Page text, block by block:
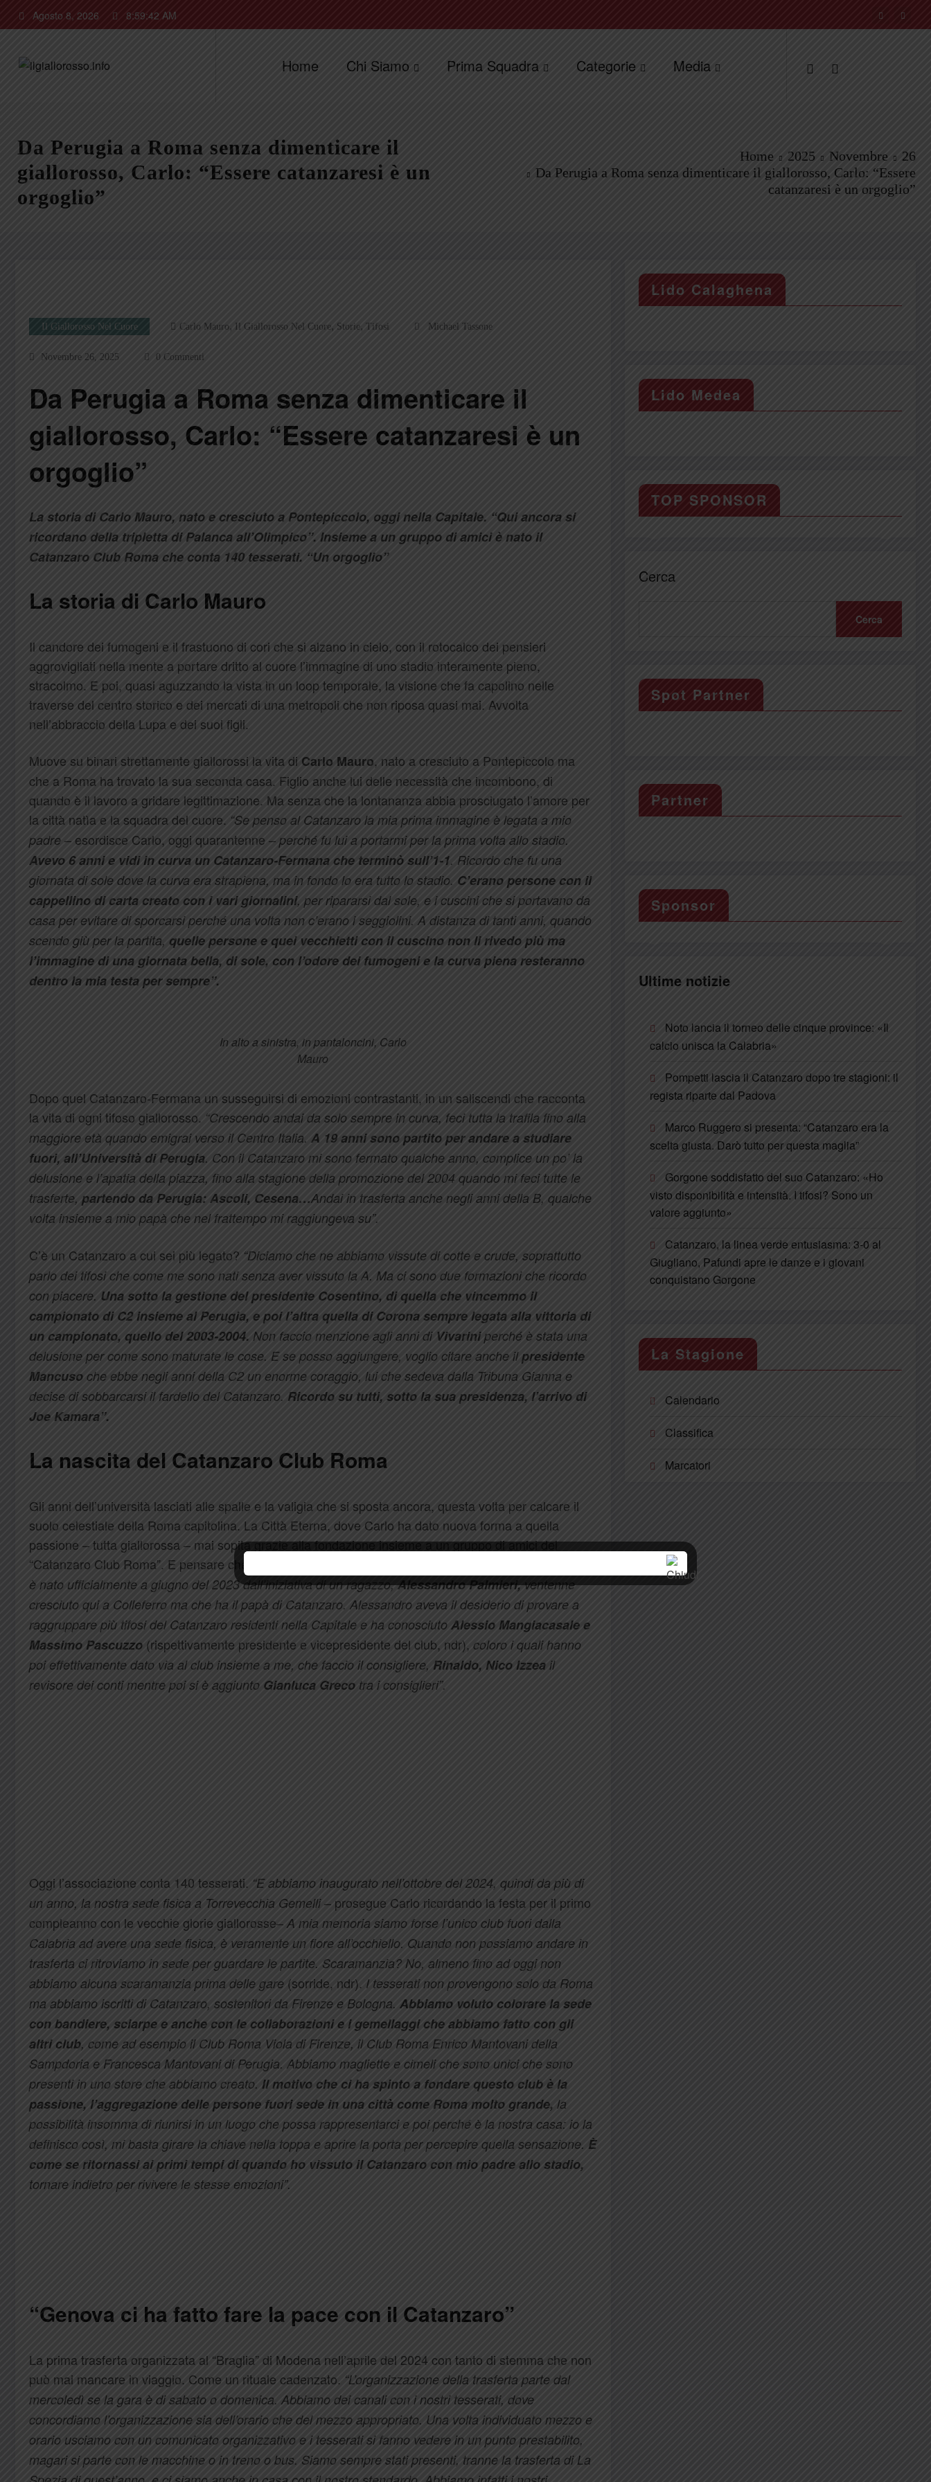
al
Agosto 8, 2026 8:59:43 AM
Home Chi Siamo Prima Squadra Categorie Media
Da Perugia a Roma senza dimenticare il
giallorosso, Carlo: “Essere catanzaresi è un
orgoglio”
Home 2025 Novembre
26
Da Perugia a Roma senza dimenticare il giallorosso, Carlo: “Essere
catanzaresi è un orgoglio”
Il Giallorosso Nel Cuore Carlo Mauro, Il Giallorosso Nel Cuore, Storie , Tifosi Michael Tassone
Novembre 26, 2025 0 Commenti
Da Perugia a Roma senza dimenticare il
giallorosso, Carlo: “Essere catanzaresi è un
orgoglio”
La storia di Carlo Mauro, nato e cresciuto a Pontepiccolo, oggi nella Capitale. “Qui ancora si
ricordano della tripletta di Palanca all’Olimpico”. Insieme a un gruppo di amici è nato il
Catanzaro Club Roma che conta 140 tesserati. “Un orgoglio”
La storia di Carlo Mauro
Il candore dei fumogeni e il frastuono di cori che si alzano in cielo, con il rotocalco dei pensieri
aggrovigliati nella mente a portare dritto al cuore l’immagine di uno stadio interamente pieno,
stracolmo. E poi, quasi aguzzando la vista in un loop temporale, la visione che fa capolino nelle
traverse del centro storico e dei mercati di una metropoli che non riposa quasi mai. Avvolta
nell’abbraccio della Lupa e dei suoi figli.
Muove su binari strettamente giallorossi la vita di Carlo Mauro, nato a cresciuto a Pontepiccolo ma
che a Roma ha trovato la sua seconda casa. Figlio anche lui delle necessità che incombono, di
quando è il lavoro a gridare legittimazione. Ma senza che la lontananza abbia prosciugato l’amore per
la città natìa e la squadra del cuore. “Se penso al Catanzaro la mia prima immagine è legata a mio
padre – esordisce Carlo, oggi quarantenne – perché fu lui a portarmi per la prima volta allo stadio.
Avevo 6 anni e vidi in curva un Catanzaro-Fermana che terminò sull’1-1. Ricordo che fu una
giornata di sole dove la curva era strapiena, ma in fondo lo era tutto lo stadio. C’erano persone con il
cappellino di carta creato con i vari giornalini, per ripararsi dal sole, e i cuscini che si portavano da
casa per evitare di sporcarsi perché una volta non c’erano i seggiolini. A distanza di tanti anni, quando
scendo giù per la partita, quelle persone e quei vecchietti con il cuscino non li rivedo più ma
l’immagine di una giornata bella, di sole, con l’odore dei fumogeni e la curva piena resteranno
dentro la mia testa per sempre”.
In alto a sinistra, in pantaloncini, Carlo
Mauro
Dopo quel Catanzaro-Fermana un susseguirsi di emozioni contrastanti, in un saliscendi che racconta
la vita di ogni tifoso giallorosso. “Crescendo andai da solo sempre in curva, feci tutta la trafila fino alla
maggiore età quando emigrai verso il Centro Italia. A 19 anni sono partito per andare a studiare
fuori, all’Università di Perugia. Con il Catanzaro mi sono fermato qualche anno, complice un po’ la
delusione e l’apatia della piazza, fino alla stagione della promozione del 2004 quando mi feci tutte le
trasferte, partendo da Perugia: Ascoli, Cesena…Andai in trasferta anche negli anni della B, qualche
volta insieme a mio papà che nel frattempo mi raggiungeva su”.
C’è un Catanzaro a cui sei più legato? “Diciamo che ne abbiamo vissute di cotte e crude, soprattutto
parlo dei tifosi che come me sono nati senza aver vissuto la A. Ma ci sono due formazioni che ricordo
con piacere. Una sotto la gestione del presidente Cosentino, di quella che vincemmo il
campionato di C2 insieme al Perugia, e poi l’altra quella di Corona sempre legata alla vittoria di
un campionato, quello del 2003-2004. Non faccio menzione agli anni di Vivariniperché è stata una
delusione per come sono maturate le cose. E se posso aggiungere, voglio citare anche il presidente
Mancuso che ebbe negli anni della C2 un enorme coraggio, lui che sedeva dalla Tribuna Gianna e
decise di sobbarcarsi il fardello del Catanzaro. Ricordo su tutti, sotto la sua presidenza, l’arrivo di
Joe Kamara”.
La nascita del Catanzaro Club Roma
Gli anni dell’università lasciati alle spalle e la valigia che si sposta ancora, questa volta per calcare il
suolo celestiale della Roma capitolina. La Città Eterna, dove Carlo ha dato nuova forma a quella
passione – tutta giallorossa – mai sopita grazie alla fondazione insieme a un gruppo di amici del
“Catanzaro Club Roma”. E pensare che l’idea originaria non è mica arrivata da un catanzarese.
è nato ufficialmente a giugno del 2023 dall’iniziativa di un ragazzo,Alessandro Palmieri,ventenne
cresciuto qui a Colleferro ma che ha il papà di Catanzaro. Alessandro aveva il desiderio di provare a
raggruppare più tifosi del Catanzaro residenti nella Capitale e ha conosciuto Alessio Mangiacasale e
Massimo Pascuzzo (rispettivamente presidente e vicepresidente del club, ndr), coloro i quali hanno
poi effettivamente dato via al club insieme a me, che faccio il consigliere, Rinaldo, Nico Izzea il
revisore dei conti mentre poi si è aggiunto Gianluca Greco tra i consiglieri”.
Oggi l’associazione conta 140 tesserati. “E abbiamo inaugurato nell’ottobre del 2024, quindi da più di
un anno, la nostra sede fisica a Torrevecchia Gemelli– prosegue Carlo ricordando la festa per il primo
compleanno con le vecchie glorie giallorosse– A mia memoria siamo forse l’unico club fuori dalla
Calabria ad avere una sede fisica, è veramente un fiore all’occhiello. Quando non possiamo andare in
trasferta ci ritroviamo in sede per guardare le partite. Scaramanzia? No, almeno fino ad oggi non
abbiamo alcuna scaramanzia prima delle gare (sorride, ndr). I tesserati non provengono solo da Roma
ma abbiamo iscritti di Catanzaro, sostenitori da Firenze e Bologna. Abbiamo voluto colorare la sede
con bandiere, sciarpe e anche con le collaborazioni e i gemellaggi che abbiamo fatto con gli
altri club, come ad esempio il Club Roma Viola di Firenze, il Club Roma Enrico Mantovani della
Sampdoria e Francesca Mantovani di Perugia. Abbiamo magliette e cimeli che sono unici che sono
presenti in uno store che abbiamo creato. Il motivo che ci ha spinto a fondare questo club è la
passione, l’aggregazione delle persone fuori sede in una città come Roma molto grande, la
possibilità insomma di riunirsi in un luogo che possa rappresentarci e poi perché è la nostra casa: io la
definisco così, mi basta girare la chiave nella toppa e aprire la porta per percepire quella sensazione. È
come se ritornassi ai primi tempi di quando ho vissuto il Catanzaro con mio padre allo stadio,
tornare indietro per rivivere le stesse emozioni”.
“Genova ci ha fatto fare la pace con il Catanzaro”
La prima trasferta organizzata al “Braglia” di Modena nell’aprile del 2024 con tanto di stemma che non
può mai mancare in viaggio. Come un rituale cadenzato. “L’organizzazione della trasferta parte dal
mercoledì se la gara è di sabato o domenica. Abbiamo dei canali con i nostri tesserati, dove
concordiamo l’organizzazione sia dell’orario che del mezzo appropriato. Una volta individuato mezzo e
orario usciamo con un comunicato organizzativo e i tesserati si fanno vedere in un punto prestabilito,
magari si parte con le macchine o in treno o bus. Siamo sempre stati presenti, tranne la trasferta di La
Lido Calaghena
Lido Medea
TOP SPONSOR
Cerca
Cerca
Spot Partner
Partner
Sponsor
Ultime notizie
Noto lancia il torneo delle cinque province: «Il
calcio unisca la Calabria»
Pompetti lascia il Catanzaro dopo tre stagioni: il
regista riparte dal Padova
Marco Ruggero si presenta: “Catanzaro era la
scelta giusta. Darò tutto per questa maglia”
Gorgone soddisfatto del suo Catanzaro: «Ho
visto disponibilità e intensità. I tifosi? Sono un
valore aggiunto»
Catanzaro, la linea verde entusiasma: 3-0 al
Giugliano, Pafundi apre le danze e i giovani
conquistano Gorgone
La Stagione
Calendario
Classifica
Marcatori